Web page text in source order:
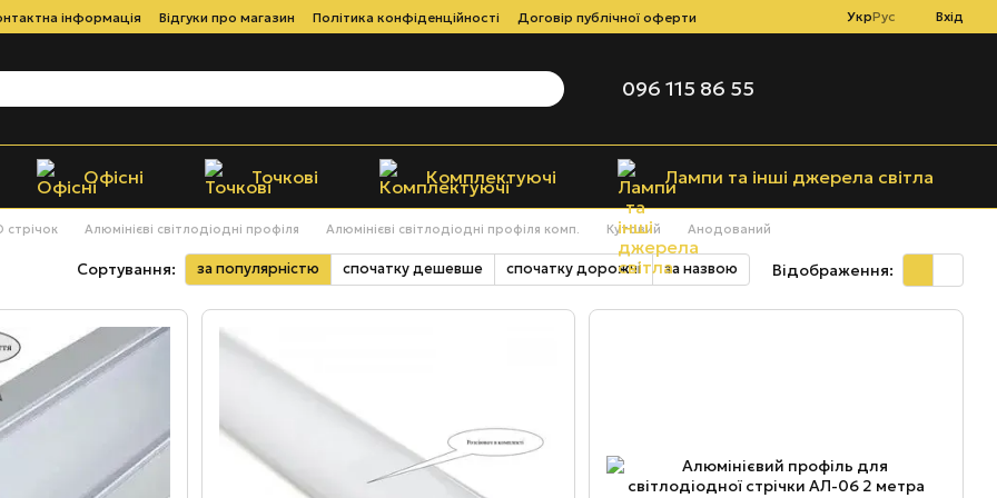
інформація Відгуки про магазин Політика конфіденційності Договір публічної оферти УкрРус Вхід
096 115 86 55
Офісні Точкові Комплектуючі Лампи та інші джерела світла
стрічок Алюмінієві світлодіодні профіля Алюмінієві світлодіодні профіля комп. Кутовий Анодований
Сортування: за популярністю спочатку дешевше спочатку дорожчі за назвою Відображення: